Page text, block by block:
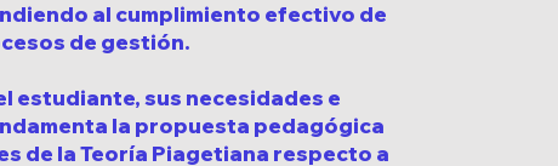
al cumplimiento efectivo de
de gestión.
estudiante, sus necesidades e
la propuesta pedagógica
de la Teoría Piagetiana respecto a